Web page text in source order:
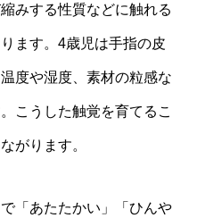
みする性質などに触れる
ます。4歳児は手指の皮
度や湿度、素材の粒感な
こうした触覚を育てるこ
がります。
「あたたかい」「ひんや